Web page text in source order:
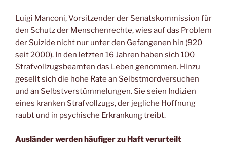
Luigi Manconi, Vorsitzender der Senatskommission für
den Schutz der Menschenrechte, wies auf das Problem
der Suizide nicht nur unter den Gefangenen hin (920
seit 2000). In den letzten 16 Jahren haben sich 100
Strafvollzugsbeamten das Leben genommen. Hinzu
gesellt sich die hohe Rate an Selbstmordversuchen
und an Selbstverstümmelungen. Sie seien Indizien
eines kranken Strafvollzugs, der jegliche Hoffnung
raubt und in psychische Erkrankung treibt.
Ausländer werden häufiger zu Haft verurteilt